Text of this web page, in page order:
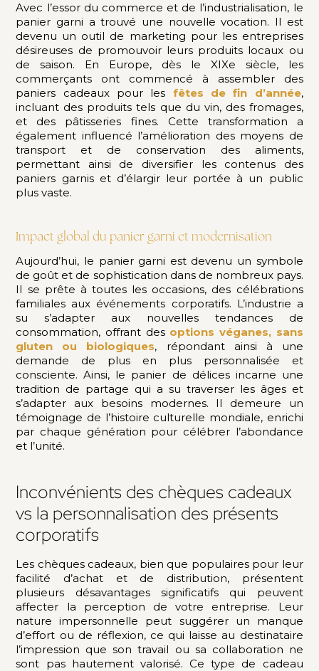
Avec l’essor du commerce et de l’industrialisation, le
panier garni a trouvé une nouvelle vocation. Il est
devenu un outil de marketing pour les entreprises
désireuses de promouvoir leurs produits locaux ou
de saison. En Europe, dès le XIXe siècle, les
commerçants ont commencé à assembler des
paniers cadeaux pour les fêtes de fin d’année,
incluant des produits tels que du vin, des fromages,
et des pâtisseries fines. Cette transformation a
également influencé l’amélioration des moyens de
transport et de conservation des aliments,
permettant ainsi de diversifier les contenus des
paniers garnis et d’élargir leur portée à un public
plus vaste.
Impact global du panier garni et modernisation
Aujourd’hui, le panier garni est devenu un symbole
de goût et de sophistication dans de nombreux pays.
Il se prête à toutes les occasions, des célébrations
familiales aux événements corporatifs. L’industrie a
su s’adapter aux nouvelles tendances de
consommation, offrant desoptions véganes, sans
gluten ou biologiques, répondant ainsi à une
demande de plus en plus personnalisée et
consciente. Ainsi, le panier de délices incarne une
tradition de partage qui a su traverser les âges et
s’adapter aux besoins modernes. Il demeure un
témoignage de l’histoire culturelle mondiale, enrichi
par chaque génération pour célébrer l’abondance
et l’unité.
Inconvénients des chèques cadeaux
vs la personnalisation des présents
corporatifs
Les chèques cadeaux, bien que populaires pour leur
facilité d’achat et de distribution, présentent
plusieurs désavantages significatifs qui peuvent
affecter la perception de votre entreprise. Leur
nature impersonnelle peut suggérer un manque
d’effort ou de réflexion, ce qui laisse au destinataire
l’impression que son travail ou sa collaboration ne
sont pas hautement valorisé. Ce type de cadeau